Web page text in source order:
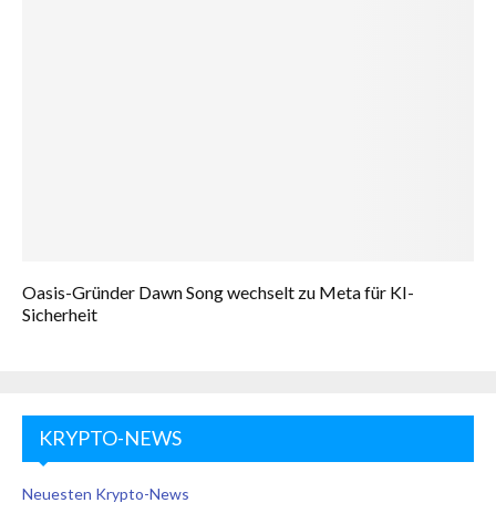
Oasis-Gründer Dawn Song wechselt zu Meta für KI-
Sicherheit
KRYPTO-NEWS
Neuesten Krypto-News